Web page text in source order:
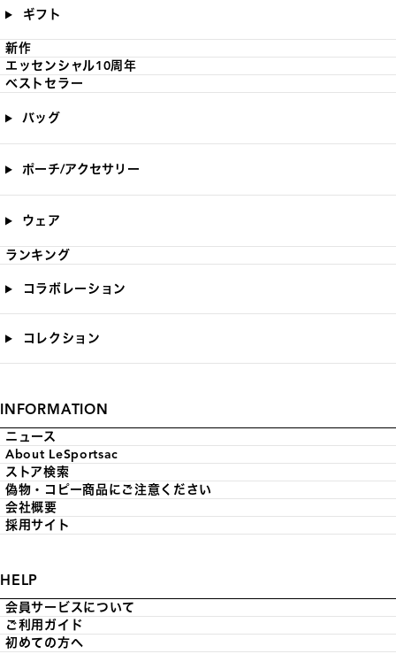
ギフト
新作
エッセンシャル10周年
ベストセラー
バッグ
ポーチ/アクセサリー
ウェア
ランキング
コラボレーション
コレクション
INFORMATION
ニュース
About LeSportsac
ストア検索
偽物・コピー商品にご注意ください
会社概要
採用サイト
HELP
会員サービスについて
ご利用ガイド
初めての方へ